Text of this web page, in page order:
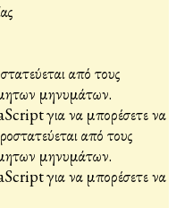
από τους
μηνυμάτων.
για να μπορέσετε να
από τους
μηνυμάτων.
για να μπορέσετε να